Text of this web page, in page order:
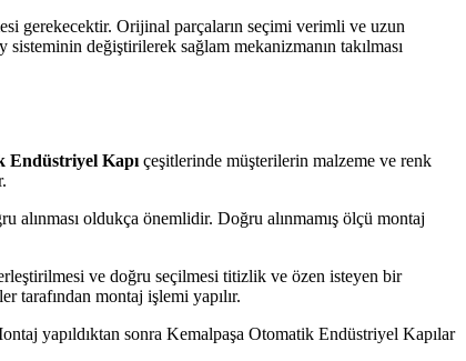
gerekecektir. Orijinal parçaların seçimi verimli ve uzun
değiştirilerek sağlam mekanizmanın takılması
Endüstriyel Kapı çeşitlerinde müşterilerin malzeme ve renk
alınması oldukça önemlidir. Doğru alınmamış ölçü montaj
ve doğru seçilmesi titizlik ve özen isteyen bir
tarafından montaj işlemi yapılır.
yapıldıktan sonra Kemalpaşa Otomatik Endüstriyel Kapılar